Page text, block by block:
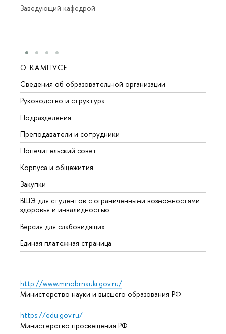
Заведующий кафедрой
О КАМПУСЕ
Сведения об образовательной организации
Руководство и структура
Подразделения
Преподаватели и сотрудники
Попечительский совет
Корпуса и общежития
Закупки
ВШЭ для студентов с ограниченными возможностями
здоровья и инвалидностью
Версия для слабовидящих
Единая платежная страница
http://www.minobrnauki.gov.ru/
Министерство науки и высшего образования РФ
https://edu.gov.ru/
Министерство просвещения РФ